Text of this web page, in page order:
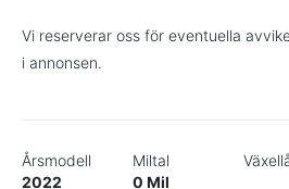
Vi reserverar oss för eventuella
i annonsen.
Årsmodell
2022
Miltal
0 Mil